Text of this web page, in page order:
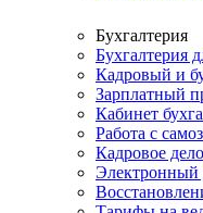
Бухгалтерия
Бухгалтерия
Кадровый и
Зарплатный
Кабинет
Работа с
Кадровое
Электронный